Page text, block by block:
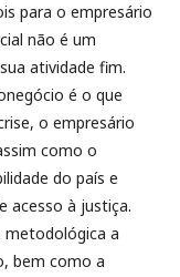
para o empresário
não é um
atividade fim.
é o que
o empresário
como o
do país e
acesso à justiça.
a
bem como a